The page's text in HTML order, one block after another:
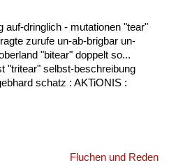
dringlich - mutationen "tear"
zurufe un-ab-brigbar un-
"bitear" doppelt so...
"tritear" selbst-beschreibung
schatz : AKTiONIS :
Fluchen und Reden